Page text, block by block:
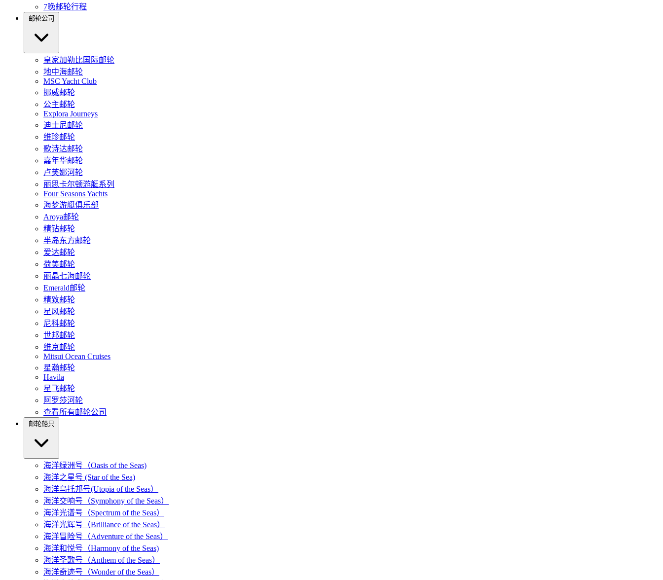
7晚邮轮行程
邮轮公司
皇家加勒比国际邮轮
地中海邮轮
MSC Yacht Club
挪威邮轮
公主邮轮
Explora Journeys
迪士尼邮轮
维珍邮轮
歌诗达邮轮
嘉年华邮轮
卢芙娜河轮
丽思卡尔顿游艇系列
Four Seasons Yachts
海梦游艇俱乐部
Aroya邮轮
精钻邮轮
半岛东方邮轮
爱达邮轮
荷美邮轮
丽晶七海邮轮
Emerald邮轮
精致邮轮
星风邮轮
尼科邮轮
世邦邮轮
维京邮轮
Mitsui Ocean Cruises
星瀚邮轮
Havila
星飞邮轮
阿罗莎河轮
查看所有邮轮公司
邮轮船只
海洋绿洲号（Oasis of the Seas)
海洋之星号 (Star of the Sea)
海洋乌托邦号(Utopia of the Seas）
海洋交响号（Symphony of the Seas）
海洋光谱号（Spectrum of the Seas）
海洋光辉号（Brilliance of the Seas）
海洋冒险号（Adventure of the Seas）
海洋和悦号（Harmony of the Seas)
海洋圣歌号（Anthem of the Seas）
海洋奇迹号（Wonder of the Seas）